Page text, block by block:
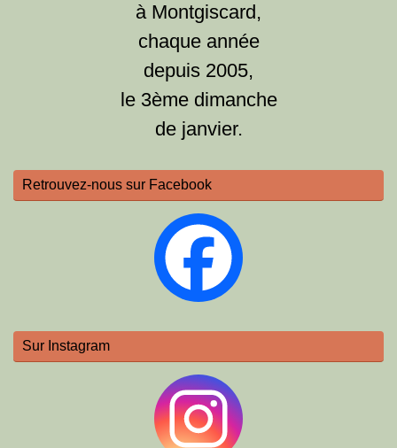
à Montgiscard,
chaque année
depuis 2005,
le 3ème dimanche
de janvier.
Retrouvez-nous sur Facebook
Sur Instagram